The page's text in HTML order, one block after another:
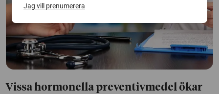
Vissa hormonella preventivmedel ökar
Jag vill prenumerera